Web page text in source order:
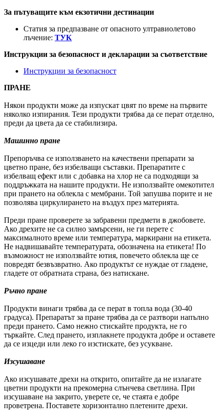
За пътуващите към екзотични дестинации
Статия за предпазване от опасното ултравиолетово
лъчение: ТУК
Инструкции за безопасност и декларации за съответствие
Инструкции за безопасност
ПРАНЕ
Някои продукти може да изпускат цвят по време на първите
няколко изпирания. Тези продукти трябва да се перат отделно,
преди да цвета да се стабилизира.
Машинно пране
Препоръчва се използването на качествени препарати за
цветно пране, без избелващи съставки. Препаратите с
избелващ ефект или с добавка на хлор не са подходящи за
поддръжката на нашите продукти. Не използвайте омекотител
при прането на облекла с мембрани. Той запушва порите и не
позволява циркулирането на въздух през материята.
Преди пране проверете за забравени предмети в джобовете.
Ако дрехите не са силно замърсени, не ги перете с
максималното време или температура, маркирани на етикета.
Не надвишавайте температурата, обозначена на етикета! По
възможност не използвайте ютия, повечето облекла ще се
повредят безвъзвратно. Ако продуктът се нуждае от гладене,
гладете от обратната страна, без натискане.
Ръчно пране
Продукти винаги трябва да се перат в топла вода (30-40
градуса). Препаратът за пране трябва да се разтвори напълно
преди прането. Само нежно стискайте продукта, не го
търкайте. След прането, изплакнете продукта добре и оставете
да се изцеди или леко го изстискате, без усукване.
Изсушаване
Ако изсушавате дрехи на открито, опитайте да не излагате
цветни продукти на прекомерна слънчева светлина. При
изсушаване на закрито, уверете се, че стаята е добре
проветрена. Поставете хоризонтално плетените дрехи.